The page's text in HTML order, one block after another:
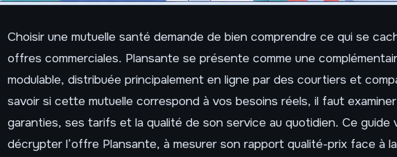
Choisir une mutuelle santé demande de bien comprendre ce qui se
offres commerciales. Plansante se présente comme une
modulable, distribuée principalement en ligne par des courtiers et
savoir si cette mutuelle correspond à vos besoins réels, il faut
garanties, ses tarifs et la qualité de son service au quotidien. Ce guide
décrypter l’offre Plansante, à mesurer son rapport qualité-prix face à